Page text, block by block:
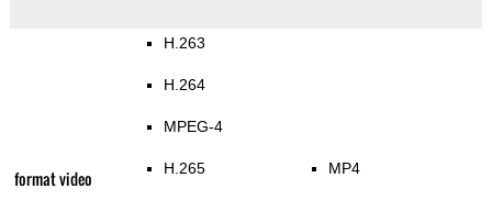
format video
H.263
H.264
MPEG-4
H.265 MP4